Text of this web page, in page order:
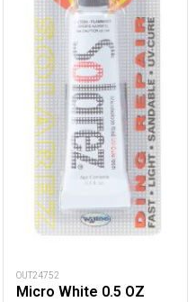
OUT24752
Micro White 0.5 OZ